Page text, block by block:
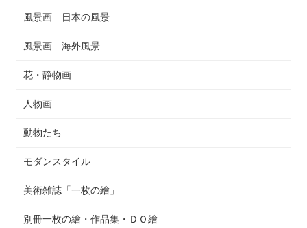
風景画 日本の風景
風景画 海外風景
花・静物画
人物画
動物たち
モダンスタイル
美術雑誌「一枚の繪」
別冊一枚の繪・作品集・ＤＯ繪